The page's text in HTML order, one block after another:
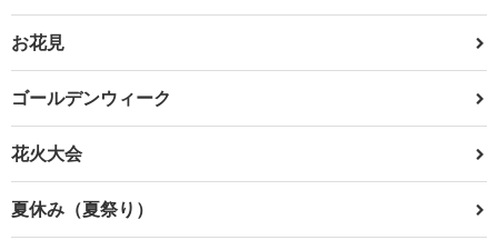
お花見
ゴールデンウィーク
花火大会
夏休み（夏祭り）